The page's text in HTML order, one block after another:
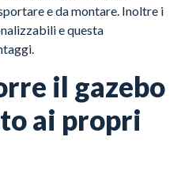
e da montare. Inoltre i
e questa
il gazebo
ai propri